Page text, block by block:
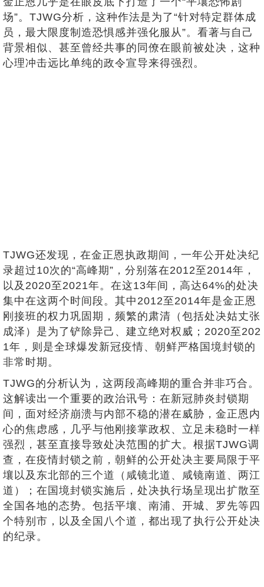
场”。TJWG分析，这种作法是为了“针对特定群体成
员，最大限度制造恐惧感并强化服从”。看著与自己
背景相似、甚至曾经共事的同僚在眼前被处决，这种
心理冲击远比单纯的政令宣导来得强烈。
TJWG还发现，在金正恩执政期间，一年公开处决纪
录超过10次的“高峰期”，分别落在2012至2014年，
以及2020至2021年。在这13年间，高达64%的处决
集中在这两个时间段。其中2012至2014年是金正恩
刚接班的权力巩固期，频繁的肃清（包括处决姑丈张
成泽）是为了铲除异己、建立绝对权威；2020至202
1年，则是全球爆发新冠疫情、朝鲜严格国境封锁的
非常时期。
TJWG的分析认为，这两段高峰期的重合并非巧合。
这解读出一个重要的政治讯号：在新冠肺炎封锁期
间，面对经济崩溃与内部不稳的潜在威胁，金正恩内
心的焦虑感，几乎与他刚接掌政权、立足未稳时一样
强烈，甚至直接导致处决范围的扩大。根据TJWG调
查，在疫情封锁之前，朝鲜的公开处决主要局限于平
壤以及东北部的三个道（咸镜北道、咸镜南道、两江
道）；在国境封锁实施后，处决执行场呈现出扩散至
全国各地的态势。包括平壤、南浦、开城、罗先等四
个特别市，以及全国八个道，都出现了执行公开处决
的纪录。